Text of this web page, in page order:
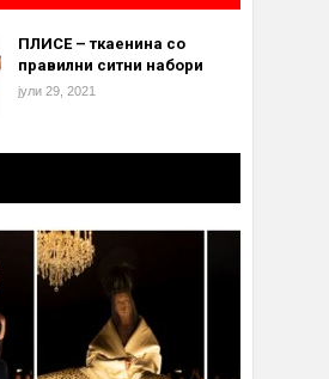
ПЛИСЕ – ткаенина со
правилни ситни набори
јули 29, 2021